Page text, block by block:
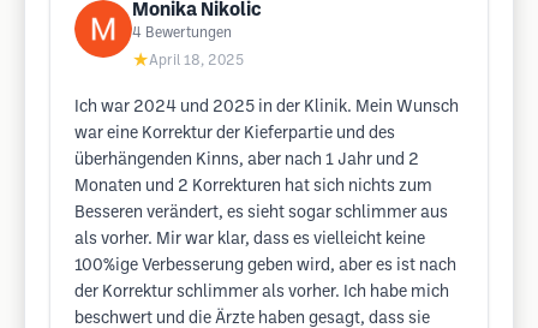
Monika Nikolic
4 Bewertungen
★April 18, 2025
Ich war 2024 und 2025 in der Klinik. Mein Wunsch
war eine Korrektur der Kieferpartie und des
überhängenden Kinns, aber nach 1 Jahr und 2
Monaten und 2 Korrekturen hat sich nichts zum
Besseren verändert, es sieht sogar schlimmer aus
als vorher. Mir war klar, dass es vielleicht keine
100%ige Verbesserung geben wird, aber es ist nach
der Korrektur schlimmer als vorher. Ich habe mich
beschwert und die Ärzte haben gesagt, dass sie